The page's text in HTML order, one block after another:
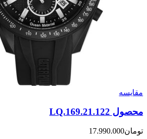
مقایسه
محصول LQ.169.21.122
تومان17.990.000